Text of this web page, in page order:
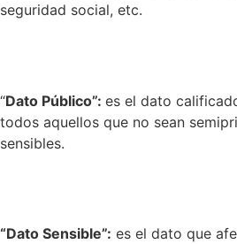
seguridad social, etc.
“Dato Público”: es el dato
todos aquellos que no sean
sensibles.
“Dato Sensible”: es el dato que